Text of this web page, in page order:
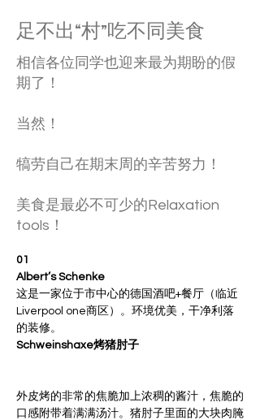
足不出“村”吃不同美食
相信各位同学也迎来最为期盼的假
期了！
当然！
犒劳自己在期末周的辛苦努力！
美食是最必不可少的Relaxation
tools！
01
Albert’s Schenke
这是一家位于市中心的德国酒吧+餐厅（临近
Liverpool one商区）。环境优美，干净利落
的装修。
Schweinshaxe烤猪肘子
外皮烤的非常的焦脆加上浓稠的酱汁，焦脆的
口感附带着满满汤汁。猪肘子里面的大块肉腌